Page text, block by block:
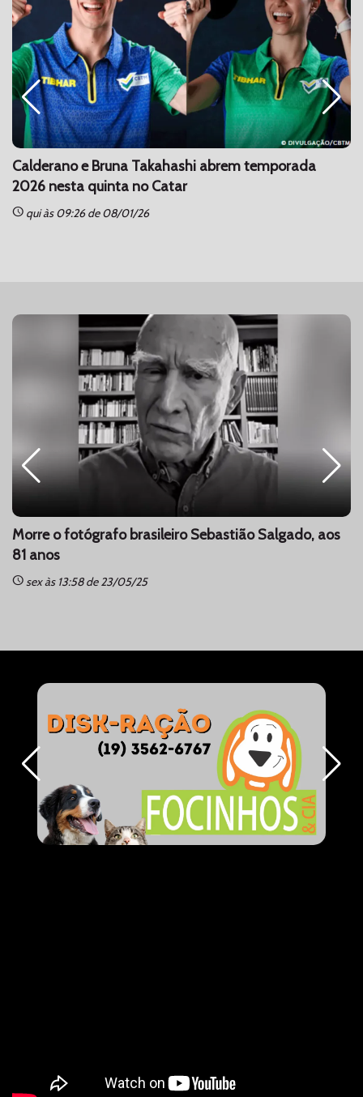
Calderano e Bruna Takahashi abrem temporada
2026 nesta quinta no Catar
schedule qui às 09:26 de 08/01/26
Morre o fotógrafo brasileiro Sebastião Salgado, aos
81 anos
schedulesex às 13:58 de 23/05/25